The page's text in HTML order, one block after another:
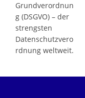
Grundverordnun
g (DSGVO) – der
strengsten
Datenschutzvero
rdnung weltweit.